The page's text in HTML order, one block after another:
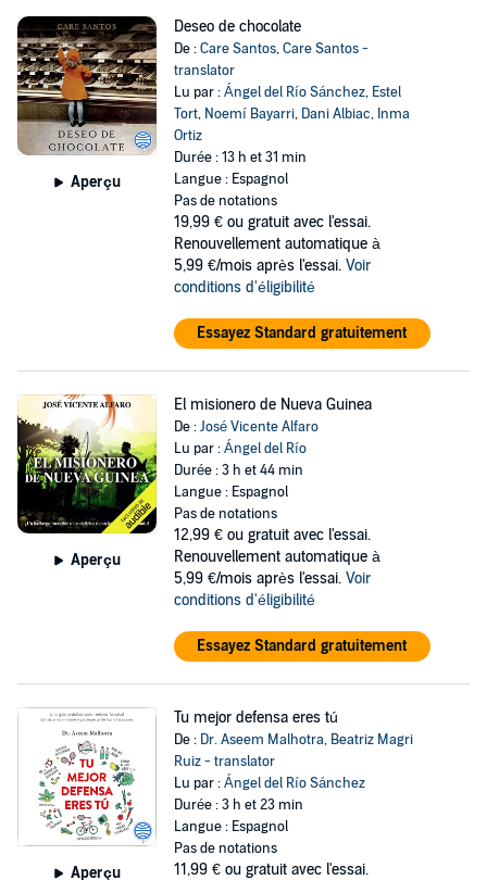
Aperçu
Deseo de chocolate
De :Care Santos,Care Santos -
translator
Lu par :Ángel del Río Sánchez, Estel
Tort, Noemí Bayarri, Dani Albiac, Inma
Ortiz
Durée : 13 h et 31 min
Langue : Espagnol
Pas de notations
19,99 € ou gratuit avec l'essai.
Renouvellement automatique à
5,99 €/mois après l'essai. Voir
conditions d'éligibilité
Essayez Standard gratuitement
Aperçu
El misionero de Nueva Guinea
De :José Vicente Alfaro
Lu par :Ángel del Río
Durée : 3 h et 44 min
Langue : Espagnol
Pas de notations
12,99 € ou gratuit avec l'essai.
Renouvellement automatique à
5,99 €/mois après l'essai. Voir
conditions d'éligibilité
Essayez Standard gratuitement
Aperçu
Tu mejor defensa eres tú
De : Dr. Aseem Malhotra, Beatriz Magri
Ruiz - translator
Lu par :Ángel del Río Sánchez
Durée : 3 h et 23 min
Langue : Espagnol
Pas de notations
11,99 € ou gratuit avec l'essai.